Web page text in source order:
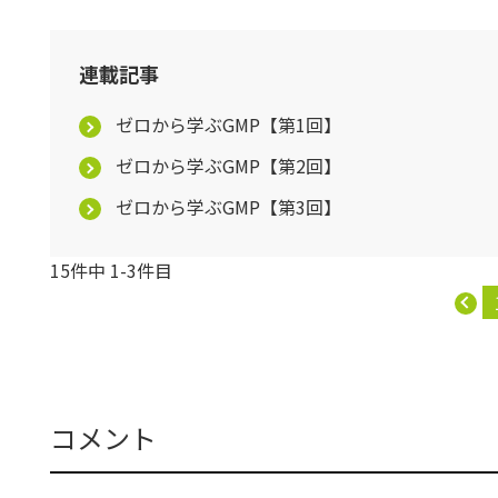
連載記事
ゼロから学ぶGMP【第1回】
ゼロから学ぶGMP【第2回】
ゼロから学ぶGMP【第3回】
15件中 1-3件目
コメント